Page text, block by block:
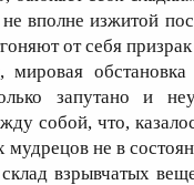
вполне изжитой
от себя
обстановка
запутано и
собой, что,
мудрецов не в
взрывчатых